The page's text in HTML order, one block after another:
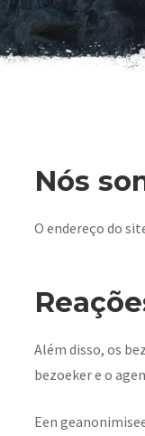
Nós
O endereço do
Além disso, os
bezoeker e o
Een